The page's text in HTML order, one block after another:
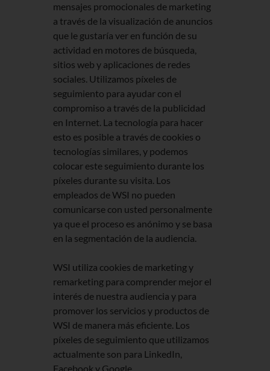
mensajes promocionales de marketing
a través de la visualización de anuncios
que le gustaría ver en función de su
actividad en motores de búsqueda,
sitios web y aplicaciones de redes
sociales. Utilizamos píxeles de
seguimiento para ayudar con el
compromiso a través de la publicidad
en Internet. La tecnología para hacer
esto es posible a través de cookies o
tecnologías similares, y podemos
colocar este seguimiento durante los
píxeles durante su visita. Los
empleados de WSI no pueden
comunicarse con usted personalmente
ya que el proceso es anónimo y se basa
en la segmentación de la audiencia.
WSI utiliza cookies de marketing y
remarketing para comprender mejor el
interés de nuestra audiencia y para
promover los servicios y productos de
WSI de manera más eficiente. Los
píxeles de seguimiento que utilizamos
actualmente son para LinkedIn,
Facebook y Google.